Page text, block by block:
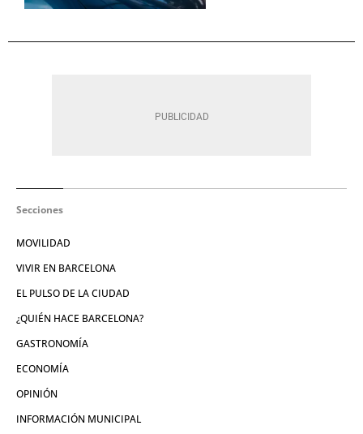
Secciones
MOVILIDAD
VIVIR EN BARCELONA
EL PULSO DE LA CIUDAD
¿QUIÉN HACE BARCELONA?
GASTRONOMÍA
ECONOMÍA
OPINIÓN
INFORMACIÓN MUNICIPAL